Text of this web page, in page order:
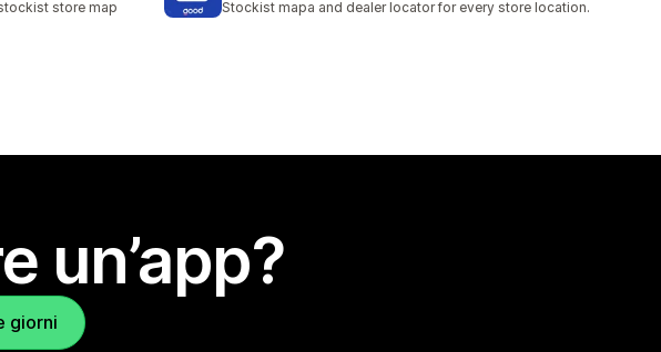
store map
Stockist mapa and dealer locator for every store location.
un’app?
giorni